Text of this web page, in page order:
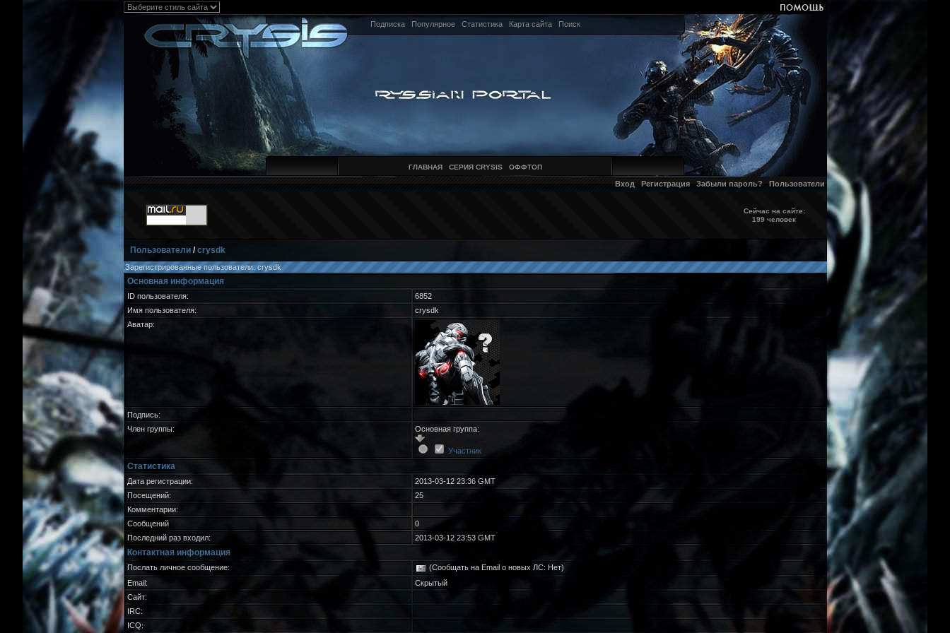
Подписка Популярное Статистика Карта сайта Поиск
ГЛАВНАЯ СЕРИЯ CRYSIS ОФФТОП
Вход Регистрация Забыли пароль? Пользователи
Сейчас на сайте:
199 человек
Пользователи/crysdk
Зарегистрированные пользователи: crysdk
Основная информация
ID пользователя:
6852
Имя пользователя:
crysdk
Аватар:
Подпись:
Член группы:
Основная группа:
Участник
Статистика
Дата регистрации:
2013-03-12 23:36 GMT
Посещений:
25
Комментарии:
Сообщений
0
Последний раз входил:
2013-03-12 23:53 GMT
Контактная информация
Послать личное сообщение:
(Сообщать на Email о новых ЛС: Нет)
Email:
Скрытый
Сайт:
IRC:
ICQ: